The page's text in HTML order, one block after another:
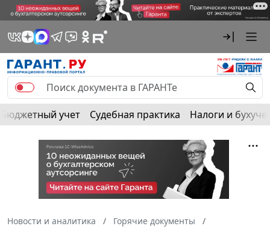
Бюджетный учет Судебная практика Налоги и
Новости и аналитика
Горячие документы